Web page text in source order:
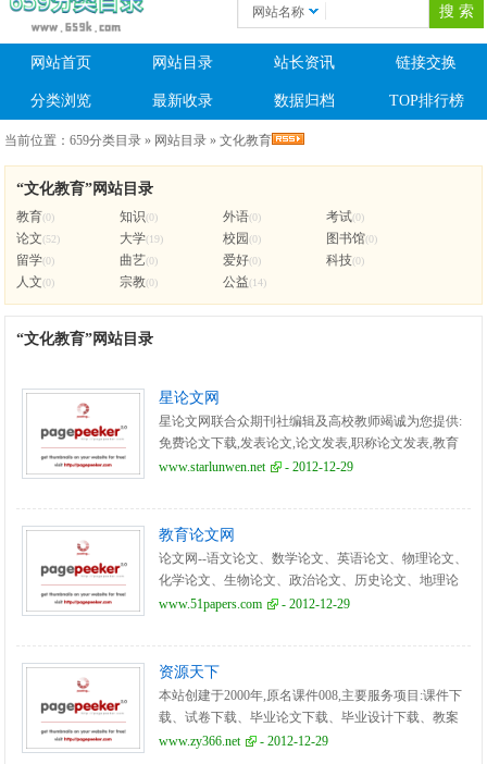
网站名称
网站首页 网站目录 站长资讯 链接交换
分类浏览 最新收录 数据归档 TOP排行榜
当前位置：659分类目录 » 网站目录 »文化教育
“文化教育”网站目录
教育(0) 知识(0) 外语(0) 考试(0)
论文(52) 大学(19) 校园(0) 图书馆(0)
留学(0) 曲艺(0) 爱好(0) 科技(0)
人文(0) 宗教(0) 公益(14)
“文化教育”网站目录
星论文网
星论文网联合众期刊社编辑及高校教师竭诚为您提供:
免费论文下载,发表论文,论文发表,职称论文发表,教育
论文发表,医学论文发表等论文发表服务。星论文网,论
www.starlunwen.net - 2012-12-29
教育论文网
论文网--语文论文、数学论文、英语论文、物理论文、
化学论文、生物论文、政治论文、历史论文、地理论
文、体育论文、班主任、信息技术论文、音乐论文、
www.51papers.com - 2012-12-29
资源天下
本站创建于2000年,原名课件008,主要服务项目:课件下
载、试卷下载、毕业论文下载、毕业设计下载、教案
下载、教学软件下载、论文代写、论文代发。
www.zy366.net - 2012-12-29